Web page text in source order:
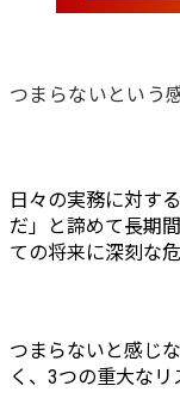
つまらないという
日々の実務に対す
だ」と諦めて長期
ての将来に深刻な
つまらないと感じ
く、3つの重大なリ